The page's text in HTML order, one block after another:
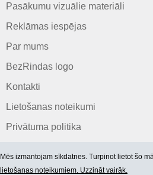
Pasākumu vizuālie materiāli
Reklāmas iespējas
Par mums
BezRindas logo
Kontakti
Lietošanas noteikumi
Privātuma politika
Mēs izmantojam sīkdatnes. Turpinot lietot šo
lietošanas noteikumiem. Uzzināt vairāk.